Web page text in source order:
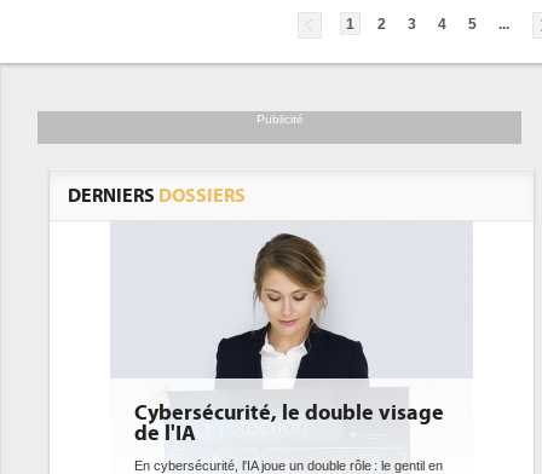
1 2 3 4 5 ...
Publicité
DERNIERS DOSSIERS
double visage
double rôle : le gentil en
DEE: l'efficacité énergétique
bientôt une obligation pour les
datacenters